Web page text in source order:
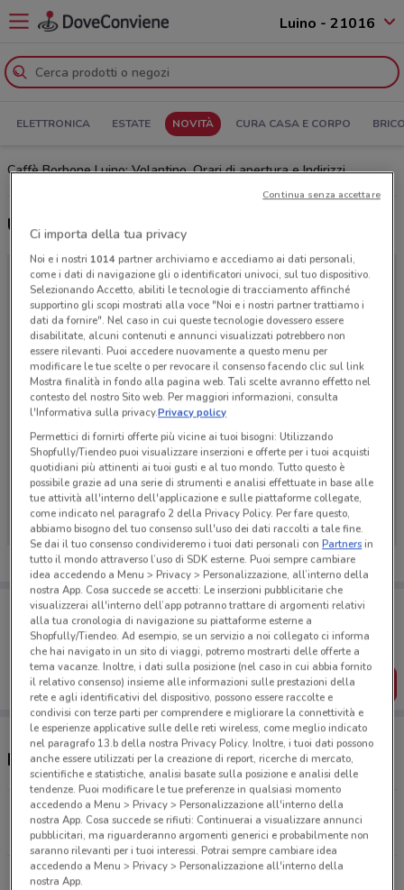
Luino - 21016
ELETTRONICA ESTATE NOVITÀ CURA CASA E CORPO
Caffè Borbone Luino: Volantino, Orari di apertura e Indirizzi
Ultime offerte del volantino Caffè Borbone
Ci dispiace, al momento non abbiamo pubblicato
volantini nella tua zona. Riprova più tardi.
Porta DoveConviene sempre con te!
Puoi trovare le migliori offerte dei negozi vicino a te,
salvarle e creare la tua lista del risparmio, comodamente
dal tuo cellulare.
SCARICA L’APP
Negozi Caffè Borbone a Luino
Viale Europa
22.69234419006374
Ci importa della tua privacy
Noi e i nostri 1014partner archiviamo e accediamo ai dati personali,
come i dati di navigazione gli o identificatori univoci, sul tuo dispositivo.
Selezionando Accetto, abiliti le tecnologie di tracciamento affinché
supportino gli scopi mostrati alla voce "Noi e i nostri partner trattiamo i
dati da fornire". Nel caso in cui queste tecnologie dovessero essere
disabilitate, alcuni contenuti e annunci visualizzati potrebbero non
essere rilevanti. Puoi accedere nuovamente a questo menu per
modificare le tue scelte o per revocare il consenso facendo clic sul link
Mostra finalità in fondo alla pagina web. Tali scelte avranno effetto nel
contesto del nostro Sito web. Per maggiori informazioni, consulta
l'Informativa sulla privacy.Privacy policy
Permettici di fornirti offerte più vicine ai tuoi bisogni: Utilizzando
Shopfully/Tiendeo puoi visualizzare inserzioni e offerte per i tuoi acquisti
quotidiani più attinenti ai tuoi gusti e al tuo mondo. Tutto questo è
possibile grazie ad una serie di strumenti e analisi effettuate in base alle
tue attività all'interno dell'applicazione e sulle piattaforme collegate,
come indicato nel paragrafo 2 della Privacy Policy. Per fare questo,
abbiamo bisogno del tuo consenso sull'uso dei dati raccolti a tale fine.
Se dai il tuo consenso condivideremo i tuoi dati personali conPartnersin
tutto il mondo attraverso l’uso di SDK esterne. Puoi sempre cambiare
idea accedendo a Menu > Privacy > Personalizzazione, all’interno della
nostra App. Cosa succede se accetti: Le inserzioni pubblicitarie che
visualizzerai all'interno dell’app potranno trattare di argomenti relativi
alla tua cronologia di navigazione su piattaforme esterne a
Shopfully/Tiendeo. Ad esempio, se un servizio a noi collegato ci informa
che hai navigato in un sito di viaggi, potremo mostrarti delle offerte a
tema vacanze. Inoltre, i dati sulla posizione (nel caso in cui abbia fornito
il relativo consenso) insieme alle informazioni sulle prestazioni della
rete e agli identificativi del dispositivo, possono essere raccolte e
condivisi con terze parti per comprendere e migliorare la connettività e
le esperienze applicative sulle delle reti wireless, come meglio indicato
nel paragrafo 13.b della nostra Privacy Policy. Inoltre, i tuoi dati possono
anche essere utilizzati per la creazione di report, ricerche di mercato,
scientifiche e statistiche, analisi basate sulla posizione e analisi delle
tendenze. Puoi modificare le tue preferenze in qualsiasi momento
accedendo a Menu > Privacy > Personalizzazione all'interno della
nostra App. Cosa succede se rifiuti: Continuerai a visualizzare annunci
pubblicitari, ma riguarderanno argomenti generici e probabilmente non
saranno rilevanti per i tuoi interessi. Potrai sempre cambiare idea
accedendo a Menu > Privacy > Personalizzazione all'interno della
nostra App.
Continua senza accettare